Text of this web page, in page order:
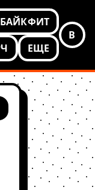
БАЙКФИТ
ЕЩЕ
В